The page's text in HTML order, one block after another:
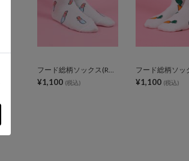
フード総柄ソックス(RAMUNE)
¥1,100 (税込) ¥1,100 (税込)